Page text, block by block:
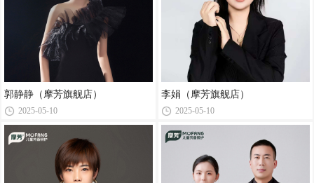
郭静静（摩芳旗舰店）
2025-05-10
李娟（摩芳旗舰店）
2025-05-10